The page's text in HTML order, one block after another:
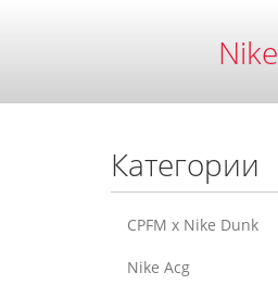
Nike
Категории
CPFM x Nike Dunk
Nike Acg